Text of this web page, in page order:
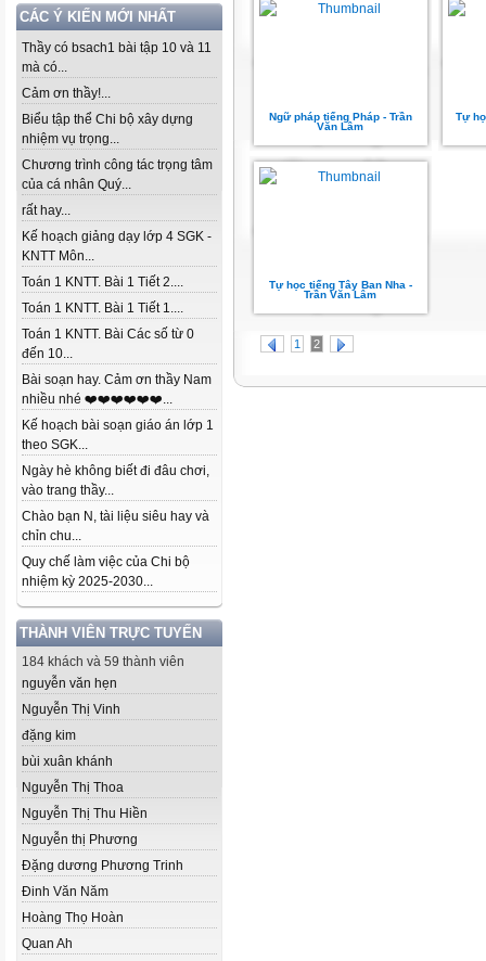
CÁC Ý KIẾN MỚI NHẤT
Thầy có bsach1 bài tập 10 và 11
mà có...
Cảm ơn thầy!...
Biểu tập thể Chi bộ xây dựng
nhiệm vụ trọng...
Chương trình công tác trọng tâm
của cá nhân Quý...
rất hay...
Kế hoạch giảng dạy lớp 4 SGK -
KNTT Môn...
Toán 1 KNTT. Bài 1 Tiết 2....
Toán 1 KNTT. Bài 1 Tiết 1....
Toán 1 KNTT. Bài Các số từ 0
đến 10...
Bài soạn hay. Cảm ơn thầy Nam
nhiều nhé ❤️❤️❤️❤️❤️❤️...
Kế hoạch bài soạn giáo án lớp 1
theo SGK...
Ngày hè không biết đi đâu chơi,
vào trang thầy...
Chào bạn N, tài liệu siêu hay và
chỉn chu...
Quy chế làm việc của Chi bộ
nhiệm kỳ 2025-2030...
THÀNH VIÊN TRỰC TUYẾN
184 khách và 59 thành viên
nguyễn văn hẹn
Nguyễn Thị Vinh
đặng kim
bùi xuân khánh
Nguyễn Thị Thoa
Nguyễn Thị Thu Hiền
Nguyễn thị Phương
Đặng dương Phương Trinh
Đinh Văn Năm
Hoàng Thọ Hoàn
Quan Ah
Ngữ pháp tiếng Pháp - Trần
Văn Lâm
Tự
Tự học tiếng Tây Ban Nha -
Trần Văn Lâm
1 2